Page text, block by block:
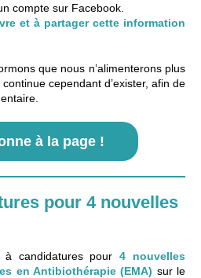
compte sur Facebook.
et à partager cette information
que nous n’alimenterons plus
cependant d’exister, afin de
à la page !
pour 4 nouvelles
à candidatures pour4 nouvelles
en Antibiothérapie (EMA) sur le